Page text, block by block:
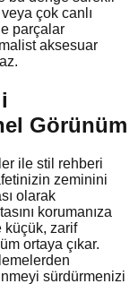
veya çok canlı
parçalar
aksesuar
Görünüm
ile stil rehberi
zeminini
olarak
korumanıza
küçük, zarif
ortaya çıkar.
sürdürmenizi